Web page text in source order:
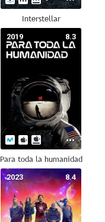
Interstellar
8.3
2019
Para toda la humanidad
8.4
2023